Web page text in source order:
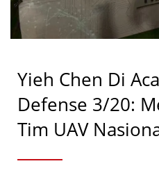
Yieh Chen Di
Defense 3/20:
Tim UAV